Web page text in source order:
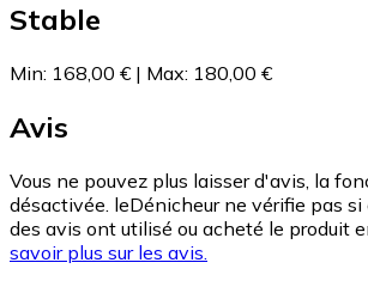
Stable
Min: 168,00 € | Max: 180,00 €
Avis
Vous ne pouvez plus laisser d'avis, la
désactivée. leDénicheur ne vérifie pas si
des avis ont utilisé ou acheté le produit
savoir plus sur les avis.